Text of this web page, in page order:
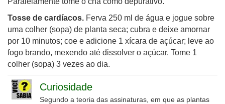
Tosse de cardíacos. Ferva 250 ml de água e jogue sobre
uma colher (sopa) de planta seca; cubra e deixe amornar
por 10 minutos; coe e adicione 1 xícara de açúcar; leve ao
fogo brando, mexendo até dissolver o açúcar. Tome 1
colher (sopa) 3 vezes ao dia.
Curiosidade
Segundo a teoria das assinaturas, em que as plantas